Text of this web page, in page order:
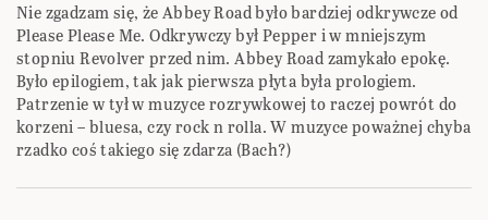
Nie zgadzam się, że Abbey Road było bardziej odkrywcze od
Please Please Me. Odkrywczy był Pepper i w mniejszym
stopniu Revolver przed nim. Abbey Road zamykało epokę.
Było epilogiem, tak jak pierwsza płyta była prologiem.
Patrzenie w tył w muzyce rozrywkowej to raczej powrót do
korzeni – bluesa, czy rock n rolla. W muzyce poważnej chyba
rzadko coś takiego się zdarza (Bach?)